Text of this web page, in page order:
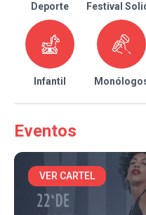
Deporte Festival
Infantil
Eventos
VER CARTEL